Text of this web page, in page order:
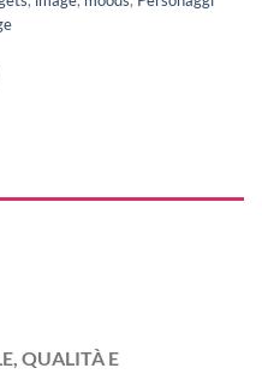
QUALITÀ E